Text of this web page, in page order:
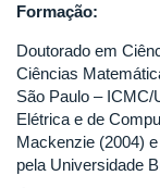
Formação:
Doutorado em
Ciências
São Paulo –
Elétrica e de
Mackenzie (2004)
pela Universidade